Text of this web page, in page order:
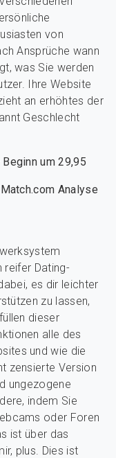
von
Ansprüche wann
was Sie werden
Ihre Website
an erhöhtes der
Geschlecht
um 29,95
Analyse
reifer Dating-
es dir leichter
zu lassen,
dieser
alle des
und wie die
zensierte Version
ungezogene
indem Sie
oder Foren
ist über das
plus. Dies ist